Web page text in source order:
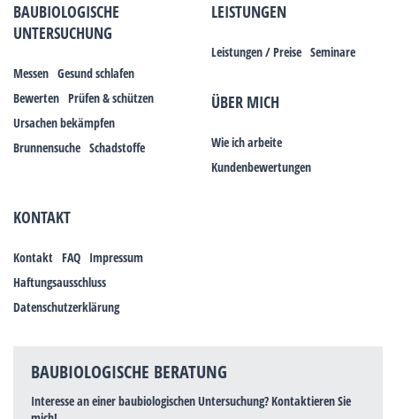
BAUBIOLOGISCHE
UNTERSUCHUNG
Messen Gesund schlafen
Bewerten Prüfen & schützen
Ursachen bekämpfen
Brunnensuche Schadstoffe
LEISTUNGEN
Leistungen / Preise Seminare
ÜBER MICH
Wie ich arbeite
Kundenbewertungen
KONTAKT
Kontakt FAQ Impressum
Haftungsausschluss
Datenschutzerklärung
BAUBIOLOGISCHE BERATUNG
Interesse an einer baubiologischen Untersuchung? Kontaktieren Sie